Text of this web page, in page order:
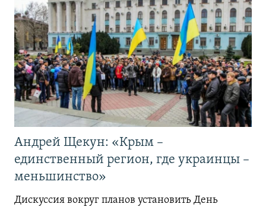
Андрей Щекун: «Крым –
единственный регион, где украинцы –
меньшинство»
Дискуссия вокруг планов установить День